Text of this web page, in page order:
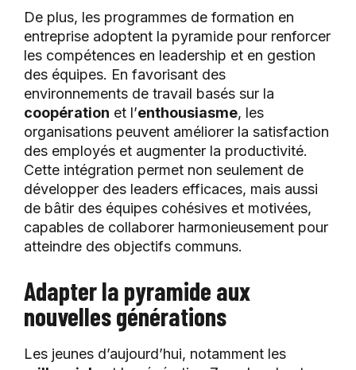
De plus, les programmes de formation en
entreprise adoptent la pyramide pour renforcer
les compétences en leadership et en gestion
des équipes. En favorisant des
environnements de travail basés sur la
coopération et l’enthousiasme, les
organisations peuvent améliorer la satisfaction
des employés et augmenter la productivité.
Cette intégration permet non seulement de
développer des leaders efficaces, mais aussi
de bâtir des équipes cohésives et motivées,
capables de collaborer harmonieusement pour
atteindre des objectifs communs.
Adapter la pyramide aux
nouvelles générations
Les jeunes d’aujourd’hui, notamment les